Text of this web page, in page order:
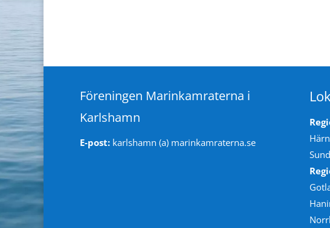
Föreningen Marinkamraterna i
Karlshamn
E-post: karlshamn (a) marinkamraterna.se